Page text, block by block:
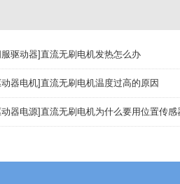
服驱动器]直流无刷电机发热怎么办
动器电机]直流无刷电机温度过高的原因
动器电源]直流无刷电机为什么要用位置传感